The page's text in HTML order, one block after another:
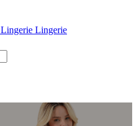
Lingerie Lingerie